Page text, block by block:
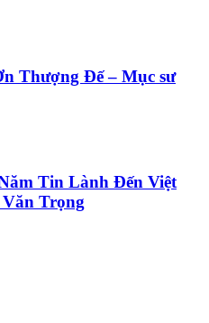
Thượng Đế – Mục sư
Tin Lành Đến Việt
Trọng